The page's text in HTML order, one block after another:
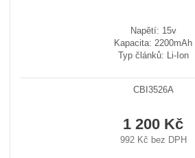
Napětí: 15v
Kapacita: 2200mAh
Typ článků: Li-Ion
CBI3526A
1 200 Kč
992 Kč bez DPH